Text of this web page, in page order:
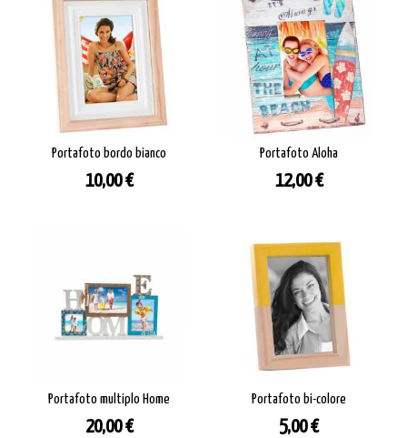
Portafoto bordo bianco
Prezzo
10,00 €
Portafoto Aloha
Prezzo
12,00 €
Portafoto multiplo Home
Prezzo
20,00 €
Portafoto bi-colore
Prezzo
5,00 €